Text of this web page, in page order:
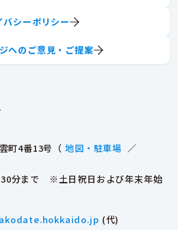
町4番13号（ 地図・駐車場 ／
30分まで ※土日祝日および年末年始
(代)
バシーポリシー
へのご意見・ご提案